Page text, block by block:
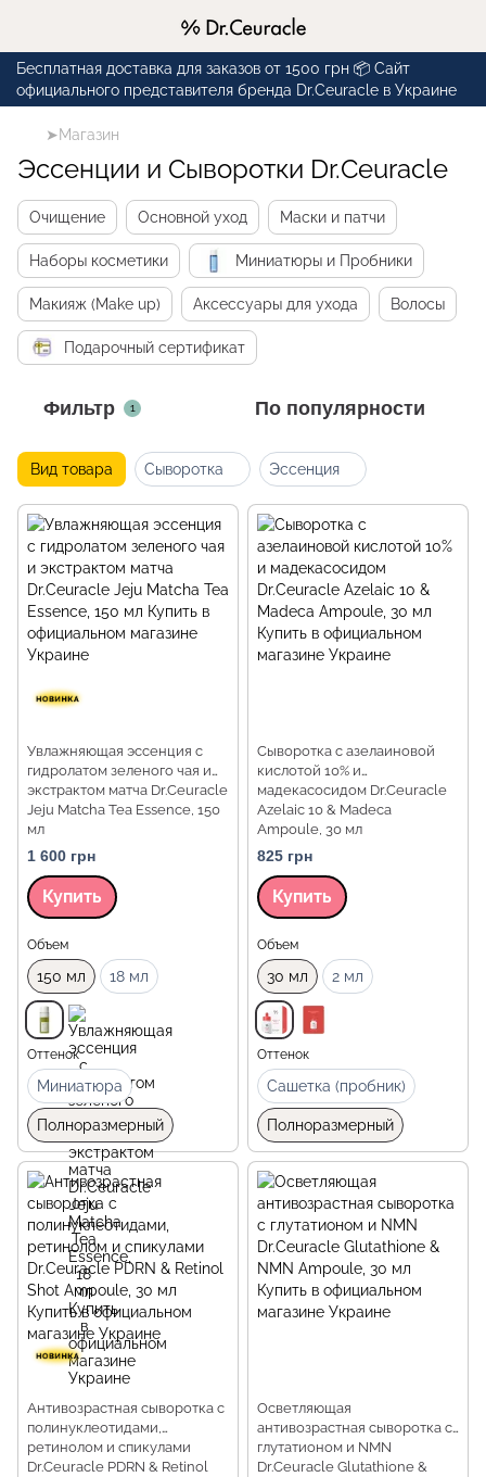
Бесплатная доставка для заказов от 1500 грн 📦 Сайт
официального представителя бренда Dr.Ceuracle в Украине
➤Магазин
Эссенции и Сыворотки Dr.Ceuracle
Очищение Основной уход Маски и патчи
Наборы косметики Миниатюры и Пробники
Макияж (Make up) Аксессуары для ухода Волосы
Подарочный сертификат
Фильтр 1 По популярности
Вид товара Сыворотка Эссенция
Увлажняющая эссенция с
гидролатом зеленого чая и
экстрактом матча Dr.Ceuracle
Jeju Matcha Tea Essence, 150
мл
1 600 грн
Купить
Объем
150 мл 18 мл
Оттенок
Миниатюра
Полноразмерный
Сыворотка с азелаиновой
кислотой 10% и
мадекасосидом Dr.Ceuracle
Azelaic 10 & Madeca
Ampoule, 30 мл
825 грн
Купить
Объем
30 мл 2 мл
Оттенок
Сашетка (пробник)
Полноразмерный
Антивозрастная сыворотка с
полинуклеотидами,
ретинолом и спикулами
Dr.Ceuracle PDRN & Retinol
Осветляющая
антивозрастная сыворотка с
глутатионом и NMN
Dr.Ceuracle Glutathione &